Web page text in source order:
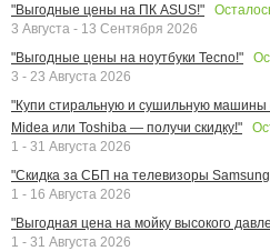
"Выгодные цены на ПК ASUS!"
3 Августа - 13 Сентября 2026
"Выгодные цены на ноутбуки Tecno!"
3 - 23 Августа 2026
"Купи стиральную и сушильную
Midea или Toshiba — получи скидку!"
1 - 31 Августа 2026
"Скидка за СБП на телевизоры
1 - 16 Августа 2026
"Выгодная цена на мойку высокого
1 - 31 Августа 2026